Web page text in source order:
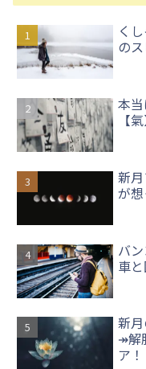
く
の
本
【
新
が
バ
車
新
↠解
ア！